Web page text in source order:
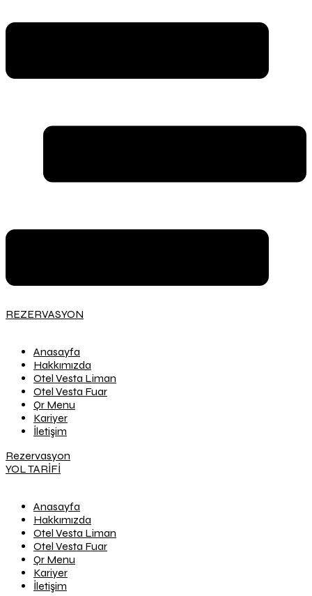
REZERVASYON
Anasayfa
Hakkımızda
Otel Vesta Liman
Otel Vesta Fuar
Qr Menu
Kariyer
İletişim
Rezervasyon
YOL TARİFİ
Anasayfa
Hakkımızda
Otel Vesta Liman
Otel Vesta Fuar
Qr Menu
Kariyer
İletişim